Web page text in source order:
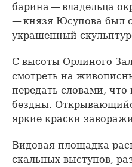
барина — владельца
— князя Юсупова был
украшенный
С высоты Орлиного
смотреть на
передать словами,
бездны.
яркие краски
Видовая площадка
скальных выступов,